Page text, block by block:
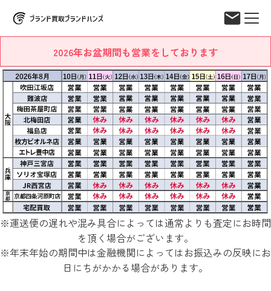
2026年お盆期間も営業をしております
※運送便の遅れや混み具合によっては通常よりも査定にお時間
を頂く場合がございます。
※年末年始の期間中は金融機関によってはお振込みの反映にお
日にちがかかる場合があります。